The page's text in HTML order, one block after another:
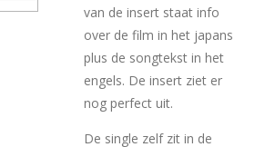
van de insert staat info
over de film in het japans
plus de songtekst in het
engels. De insert ziet er
nog perfect uit.
De single zelf zit in de